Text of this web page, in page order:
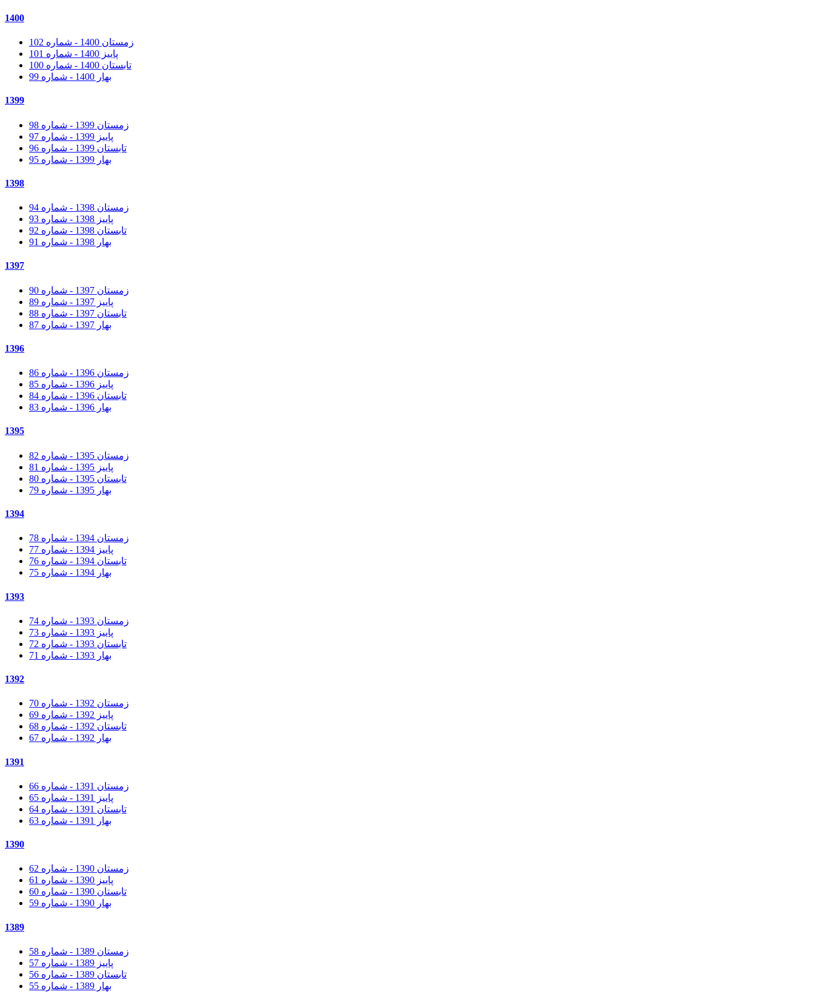
1400
زمستان 1400 - شماره 102
پاییز 1400 - شماره 101
تابستان 1400 - شماره 100
بهار 1400 - شماره 99
1399
زمستان 1399 - شماره 98
پاییز 1399 - شماره 97
تابستان 1399 - شماره 96
بهار 1399 - شماره 95
1398
زمستان 1398 - شماره 94
پاییز 1398 - شماره 93
تابستان 1398 - شماره 92
بهار 1398 - شماره 91
1397
زمستان 1397 - شماره 90
پاییز 1397 - شماره 89
تابستان 1397 - شماره 88
بهار 1397 - شماره 87
1396
زمستان 1396 - شماره 86
پاییز 1396 - شماره 85
تابستان 1396 - شماره 84
بهار 1396 - شماره 83
1395
زمستان 1395 - شماره 82
پاییز 1395 - شماره 81
تابستان 1395 - شماره 80
بهار 1395 - شماره 79
1394
زمستان 1394 - شماره 78
پاییز 1394 - شماره 77
تابستان 1394 - شماره 76
بهار 1394 - شماره 75
1393
زمستان 1393 - شماره 74
پاییز 1393 - شماره 73
تابستان 1393 - شماره 72
بهار 1393 - شماره 71
1392
زمستان 1392 - شماره 70
پاییز 1392 - شماره 69
تابستان 1392 - شماره 68
بهار 1392 - شماره 67
1391
زمستان 1391 - شماره 66
پاییز 1391 - شماره 65
تابستان 1391 - شماره 64
بهار 1391 - شماره 63
1390
زمستان 1390 - شماره 62
پاییز 1390 - شماره 61
تابستان 1390 - شماره 60
بهار 1390 - شماره 59
1389
زمستان 1389 - شماره 58
پاییز 1389 - شماره 57
تابستان 1389 - شماره 56
بهار 1389 - شماره 55